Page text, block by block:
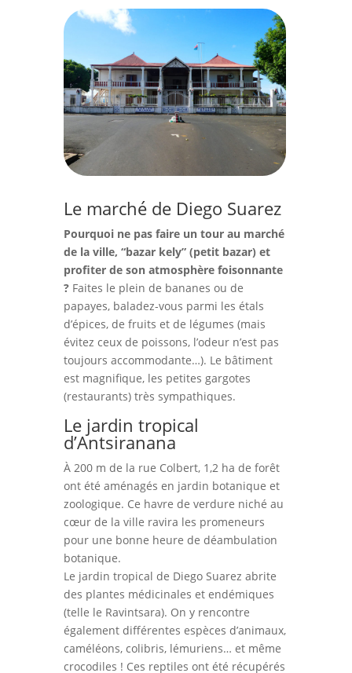
Le marché de Diego Suarez
Pourquoi ne pas faire un tour au marché
de la ville, “bazar kely” (petit bazar) et
profiter de son atmosphère foisonnante
?Faites le plein de bananes ou de
papayes, baladez-vous parmi les étals
d’épices, de fruits et de légumes (mais
évitez ceux de poissons, l’odeur n’est pas
toujours accommodante…). Le bâtiment
est magnifique, les petites gargotes
(restaurants) très sympathiques.
​​Le jardin tropical
d’Antsiranana
À 200 m de la rue Colbert, 1,2 ha de forêt
ont été aménagés en jardin botanique et
zoologique. Ce havre de verdure niché au
cœur de la ville ravira les promeneurs
pour une bonne heure de déambulation
botanique.
Le jardin tropical de Diego Suarez abrite
des plantes médicinales et endémiques
(telle le Ravintsara). On y rencontre
également différentes espèces d’animaux,
caméléons, colibris, lémuriens… et même
crocodiles ! Ces reptiles ont été récupérés